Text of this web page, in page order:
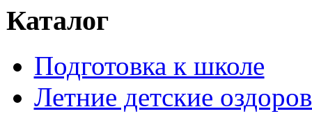
Каталог
Подготовка к школе
Летние детские